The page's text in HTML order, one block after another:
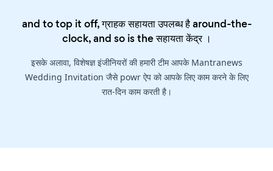
and to top it off, ग्राहक सहायता उपलब्ध है around-the-
clock, and so is theसहायता केंद्र।
इसके अलावा, विशेषज्ञ इंजीनियरों की हमारी टीम आपके Mantranews
Wedding Invitation जैसे powr ऐप को आपके लिए काम करने के लिए
रात-दिन काम करती है।